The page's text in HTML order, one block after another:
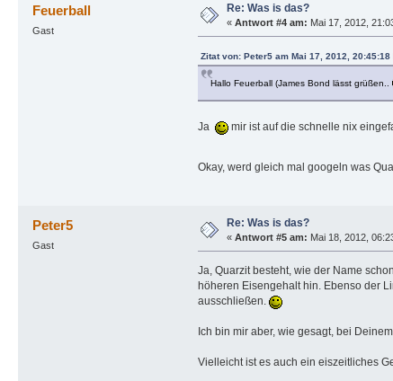
Feuerball
Gast
Re: Was is das?
« Antwort #4 am: Mai 17, 2012,
Zitat von: Peter5 am Mai 17, 2012, 20:45:18
Hallo Feuerball (James Bond lässt grüßen..
Ja mir ist auf die schnelle nix
Okay, werd gleich mal googeln was
Peter5
Gast
Re: Was is das?
« Antwort #5 am: Mai 18, 2012,
Ja, Quarzit besteht, wie der Name
höheren Eisengehalt hin. Ebenso der
ausschließen.
Ich bin mir aber, wie gesagt, bei
Vielleicht ist es auch ein eiszeitliches